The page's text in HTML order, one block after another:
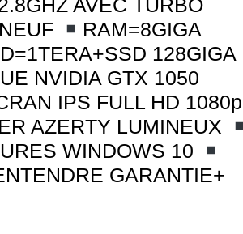
AVEC TURBO
RAM=8GIGA
128GIGA
NVIDIA GTX 1050
IPS FULL HD 1080p
AZERTY LUMINEUX
WINDOWS 10
GARANTIE+